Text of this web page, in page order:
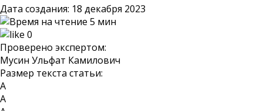
Дата создания: 18 декабря 2023
5 мин
0
Проверено экспертом:
Мусин Ульфат Камилович
Размер текста статьи:
А
А